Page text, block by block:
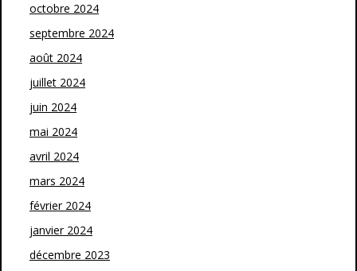
octobre 2024
septembre 2024
août 2024
juillet 2024
juin 2024
mai 2024
avril 2024
mars 2024
février 2024
janvier 2024
décembre 2023